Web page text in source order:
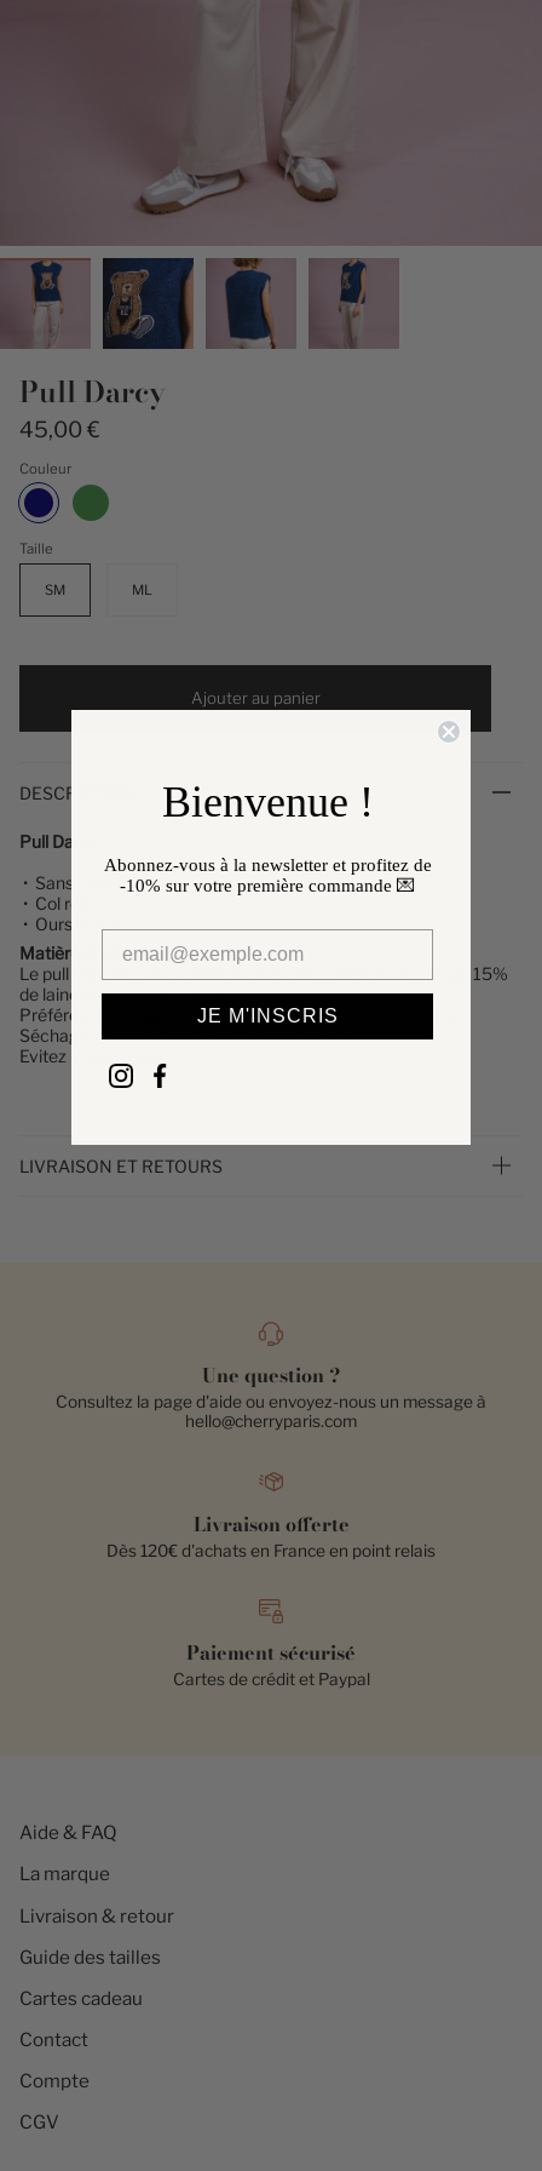
Pull Darcy
45,00 €
Couleur
Marine
Taille
SM ML
Ajouter au panier
DESCRIPTION
Pull Darcy
• Sans manches
• Col rond
• Ours brodé
Matière & Entretien
Le pull
est composé à 44% de polyester, 38% de acrylique, 15%
de laine et 3% d'elasthanne.
Préférez un lavage en machine à 30°, programme délicat.
Séchage et repassage à faible température.
Evitez le sèche linge !
LIVRAISON ET RETOURS
Une question ?
Consultez la page d'aide ou envoyez-nous un message à
hello@cherryparis.com
Livraison offerte
Dès 120€ d'achats en France en point relais
Paiement sécurisé
Cartes de crédit et Paypal
Aide & FAQ
La marque
Livraison & retour
Guide des tailles
Cartes cadeau
Contact
Compte
CGV
Bienvenue !
Abonnez-vous à la newsletter et profitez de
-10% sur votre première commande 💌
JE M'INSCRIS